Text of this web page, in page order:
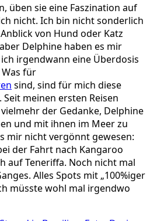
üben sie eine Faszination auf
nicht. Ich bin nicht sonderlich
von Hund oder Katz
Delphine haben es mir
irgendwann eine Überdosis
Was für
sind, sind für mich diese
meinen ersten Reisen
der Gedanke, Delphine
und mit ihnen im Meer zu
mir nicht vergönnt gewesen:
der Fahrt nach Kangaroo
auf Teneriffa. Noch nicht mal
Alles Spots mit „100%iger
müsste wohl mal irgendwo